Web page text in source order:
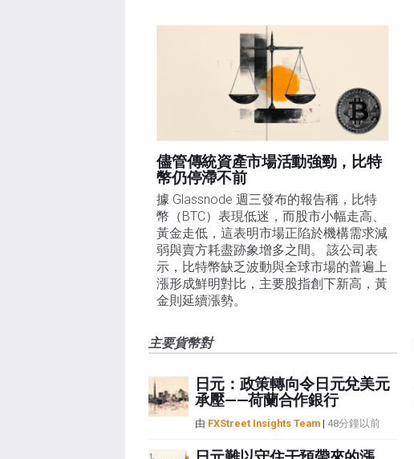
儘管傳統資產市場活動強勁，比特
幣仍停滯不前
據 Glassnode 週三發布的報告稱，比特
幣（BTC）表現低迷，而股市小幅走高、
黃金走低，這表明市場正陷於機構需求減
弱與賣方耗盡跡象增多之間。 該公司表
示，比特幣缺乏波動與全球市場的普遍上
漲形成鮮明對比，主要股指創下新高，黃
金則延續漲勢。
主要貨幣對
日元：政策轉向令日元兌美元
承壓——荷蘭合作銀行
由 FXStreet Insights Team| 48分鐘以前